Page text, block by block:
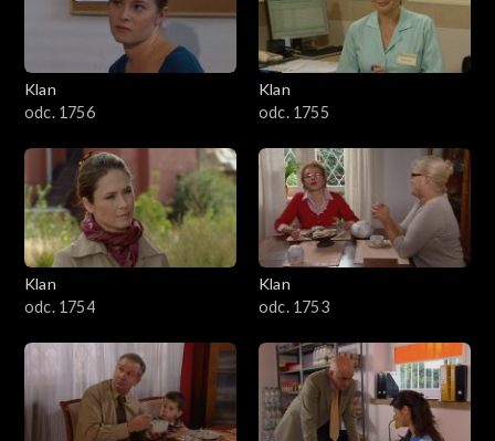
Klan
odc. 1756
Klan
odc. 1755
Klan
odc. 1754
Klan
odc. 1753